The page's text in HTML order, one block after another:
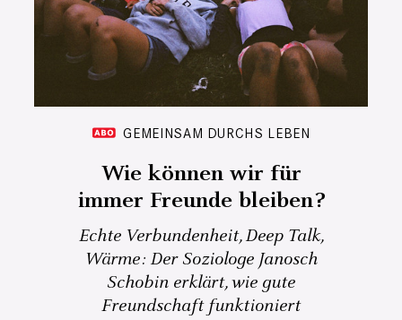
GEMEINSAM DURCHS LEBEN
Wie können wir für
immer Freunde bleiben?
Echte Verbundenheit, Deep Talk,
Wärme: Der Soziologe Janosch
Schobin erklärt, wie gute
Freundschaft funktioniert